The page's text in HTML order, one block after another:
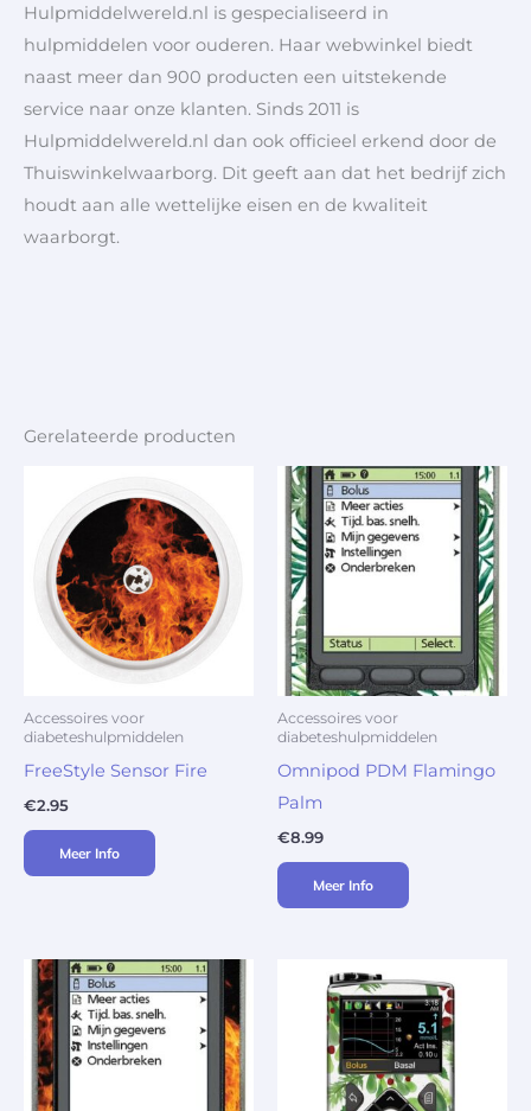
Hulpmiddelwereld.nl is gespecialiseerd in
hulpmiddelen voor ouderen. Haar webwinkel biedt
naast meer dan 900 producten een uitstekende
service naar onze klanten. Sinds 2011 is
Hulpmiddelwereld.nl dan ook officieel erkend door de
Thuiswinkelwaarborg. Dit geeft aan dat het bedrijf zich
houdt aan alle wettelijke eisen en de kwaliteit
waarborgt.
Gerelateerde producten
Accessoires voor
diabeteshulpmiddelen
FreeStyle Sensor Fire
€2.95
Meer Info
Accessoires voor
diabeteshulpmiddelen
Omnipod PDM Flamingo
Palm
€8.99
Meer Info